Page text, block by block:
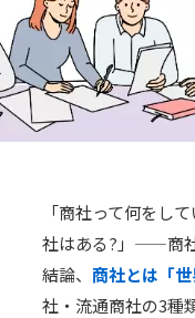
「商社って何をし
社はある?」——商
結論、 商社とは「
社・流通商社の3種